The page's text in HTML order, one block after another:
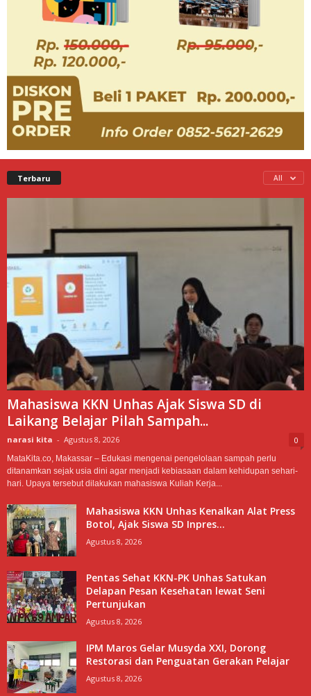
Terbaru All
Mahasiswa KKN Unhas Ajak Siswa SD di
Laikang Belajar Pilah Sampah...
narasi kita - Agustus 8, 2026 0
MataKita.co, Makassar – Edukasi mengenai pengelolaan sampah perlu
ditanamkan sejak usia dini agar menjadi kebiasaan dalam kehidupan sehari-
hari. Upaya tersebut dilakukan mahasiswa Kuliah Kerja...
Mahasiswa KKN Unhas Kenalkan Alat Press
Botol, Ajak Siswa SD Inpres...
Agustus 8, 2026
Pentas Sehat KKN-PK Unhas Satukan
Delapan Pesan Kesehatan lewat Seni
Pertunjukan
Agustus 8, 2026
IPM Maros Gelar Musyda XXI, Dorong
Restorasi dan Penguatan Gerakan Pelajar
Agustus 8, 2026